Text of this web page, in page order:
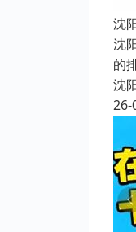
沈
沈
的
沈
26-